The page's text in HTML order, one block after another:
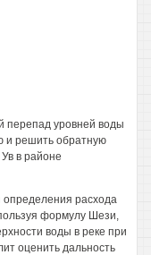
перепад уровней воды
и решить обратную
в районе
расхода
формулу Шези,
воды в реке при
оценить дальность